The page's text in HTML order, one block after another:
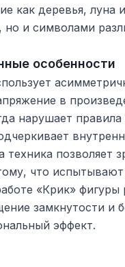
как деревья, луна
но и символами
особенности
в
нарушает
техника позволяет
что испытывают
«Крик» фигуры
замкнутости и
эффект.